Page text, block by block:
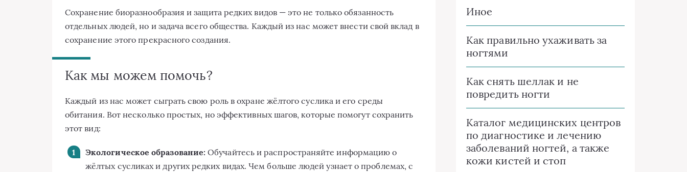
Сохранение биоразнообразия и защита редких видов — это не только обязанность
отдельных людей, но и задача всего общества. Каждый из нас может внести свой вклад в
сохранение этого прекрасного создания.
Как мы можем помочь?
Каждый из нас может сыграть свою роль в охране жёлтого суслика и его среды
обитания. Вот несколько простых, но эффективных шагов, которые помогут сохранить
этот вид:
Экологическое образование: Обучайтесь и распространяйте информацию о
жёлтых сусликах и других редких видах. Чем больше людей узнает о проблемах, с
Иное
Как правильно ухаживать за
ногтями
Как снять шеллак и не
повредить ногти
Каталог медицинских центров
по диагностике и лечению
заболеваний ногтей, а также
кожи кистей и стоп